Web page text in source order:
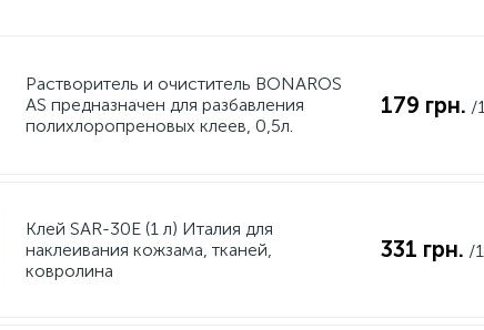
Растворитель и очиститель BONAROS
AS предназначен для разбавления
полихлоропреновых клеев, 0,5л.
179 грн. /
Клей SAR-30E (1 л) Италия для
наклеивания кожзама, тканей,
ковролина
331 грн. /